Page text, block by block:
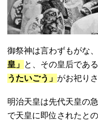
御祭神は言わずもがな
皇」
と、その皇后である
うたいごう」 がお祀り
明治天皇は先代天皇の
で天皇に即位されたとの